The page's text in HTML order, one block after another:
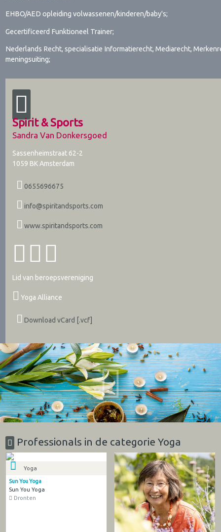
EHBO/AED opleiding volwassenen/kinderen/baby's;
Gecertificeerd Funktioneel Trainer;
Nederlands Recht, specialisatie Informatierecht, Mediarecht,
meningsuiting;
Spirit & Sports
Sandra Van Donkersgoed
Sassenheimstraat 62-2
1059 BKAmsterdam
0655696675
info@spiritandsports.com
www.spiritandsports.com
Lid van beroepsvereniging
Yoga Alliance
Download vCard [.vcf]
Professionals in de categorie Yoga
Yoga
Sun You Yoga
Sun You Yoga
Dronten